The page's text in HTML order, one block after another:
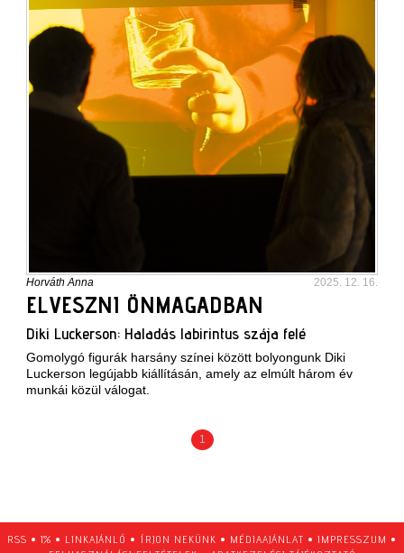
Horváth Anna 2025. 12. 16.
ELVESZNI ÖNMAGADBAN
Diki Luckerson: Haladás labirintus szája felé
Gomolygó figurák harsány színei között bolyongunk Diki
Luckerson legújabb kiállításán, amely az elmúlt három év
munkái közül válogat.
1
RSS • 1% • LINKAJÁNLÓ • ÍRJON NEKÜNK • MÉDIAAJÁNLAT • IMPRESSZUM •